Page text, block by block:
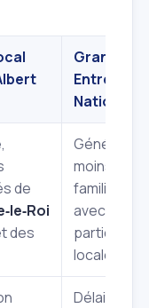
Grande
Entreprise
Nationale
de
des
moins
familiarisé
avec les
locales.
Délais